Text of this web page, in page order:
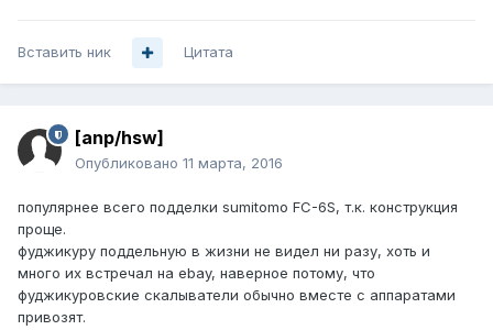
Вставить ник Цитата
[anp/hsw]
Опубликовано 11 марта, 2016
популярнее всего подделки sumitomo FC-6S, т.к. конструкция
проще.
фуджикуру поддельную в жизни не видел ни разу, хоть и
много их встречал на ebay, наверное потому, что
фуджикуровские скалыватели обычно вместе с аппаратами
привозят.